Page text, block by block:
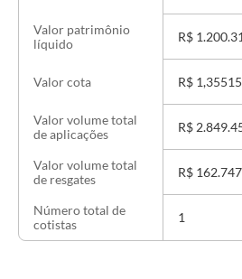
Valor patrimônio
líquido
Valor cota
Valor volume total
de aplicações
Valor volume total
de resgates
Número total de
cotistas
R$
R$
R$
R$
1